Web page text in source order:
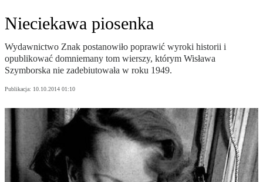
Nieciekawa piosenka
Wydawnictwo Znak postanowiło poprawić wyroki historii i
opublikować domniemany tom wierszy, którym Wisława
Szymborska nie zadebiutowała w roku 1949.
Publikacja: 10.10.2014 01:10